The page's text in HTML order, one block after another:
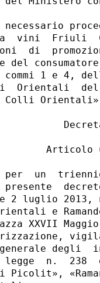
necessario
vini  Friuli
di
del
1 e 4,
Orientali
Colli
per  un
presente
2 luglio
e
XXVII
generale
legge  n.  238